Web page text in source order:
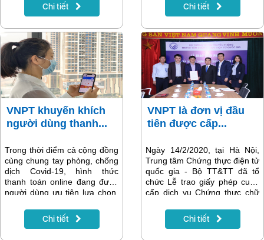
Chi tiết
Chi tiết
VNPT khuyến khích
người dùng thanh...
Trong thời điểm cả cộng đồng
cùng chung tay phòng, chống
dịch Covid-19, hình thức
thanh toán online đang được
người dùng ưu tiên lựa chọn.
điện tử VNPT Pay tích hợp
nhiều tiện ích sẽ hỗ trợ nhu
Chi tiết
VNPT là đơn vị đầu
tiên được cấp...
Ngày 14/2/2020, tại Hà Nội,
Trung tâm Chứng thực điện tử
quốc gia - Bộ TT&TT đã tổ
chức Lễ trao giấy phép cung
cấp dịch vụ Chứng thực chữ
cho Tập đoàn Bưu chính Viễn
thông Việt Nam (VNPT).
Chi tiết